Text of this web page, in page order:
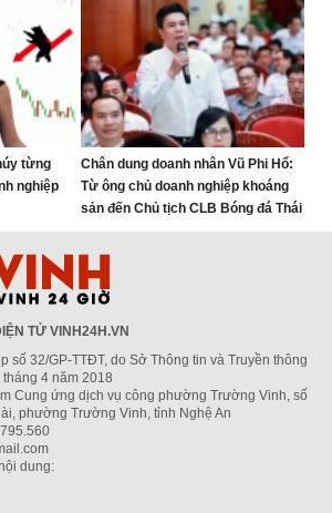
từng
nghiệp
Chân dung doanh nhân Vũ Phi Hổ:
Từ ông chủ doanh nghiệp khoáng
sản đến Chủ tịch CLB Bóng đá Thái
Nguyên
TỬ VINH24H.VN
số 32/GP-TTĐT, do Sở Thông tin và Truyền thông
4 năm 2018
Cung ứng dịch vụ công phường Trường Vinh, số
phường Trường Vinh, tỉnh Nghệ An
dung: